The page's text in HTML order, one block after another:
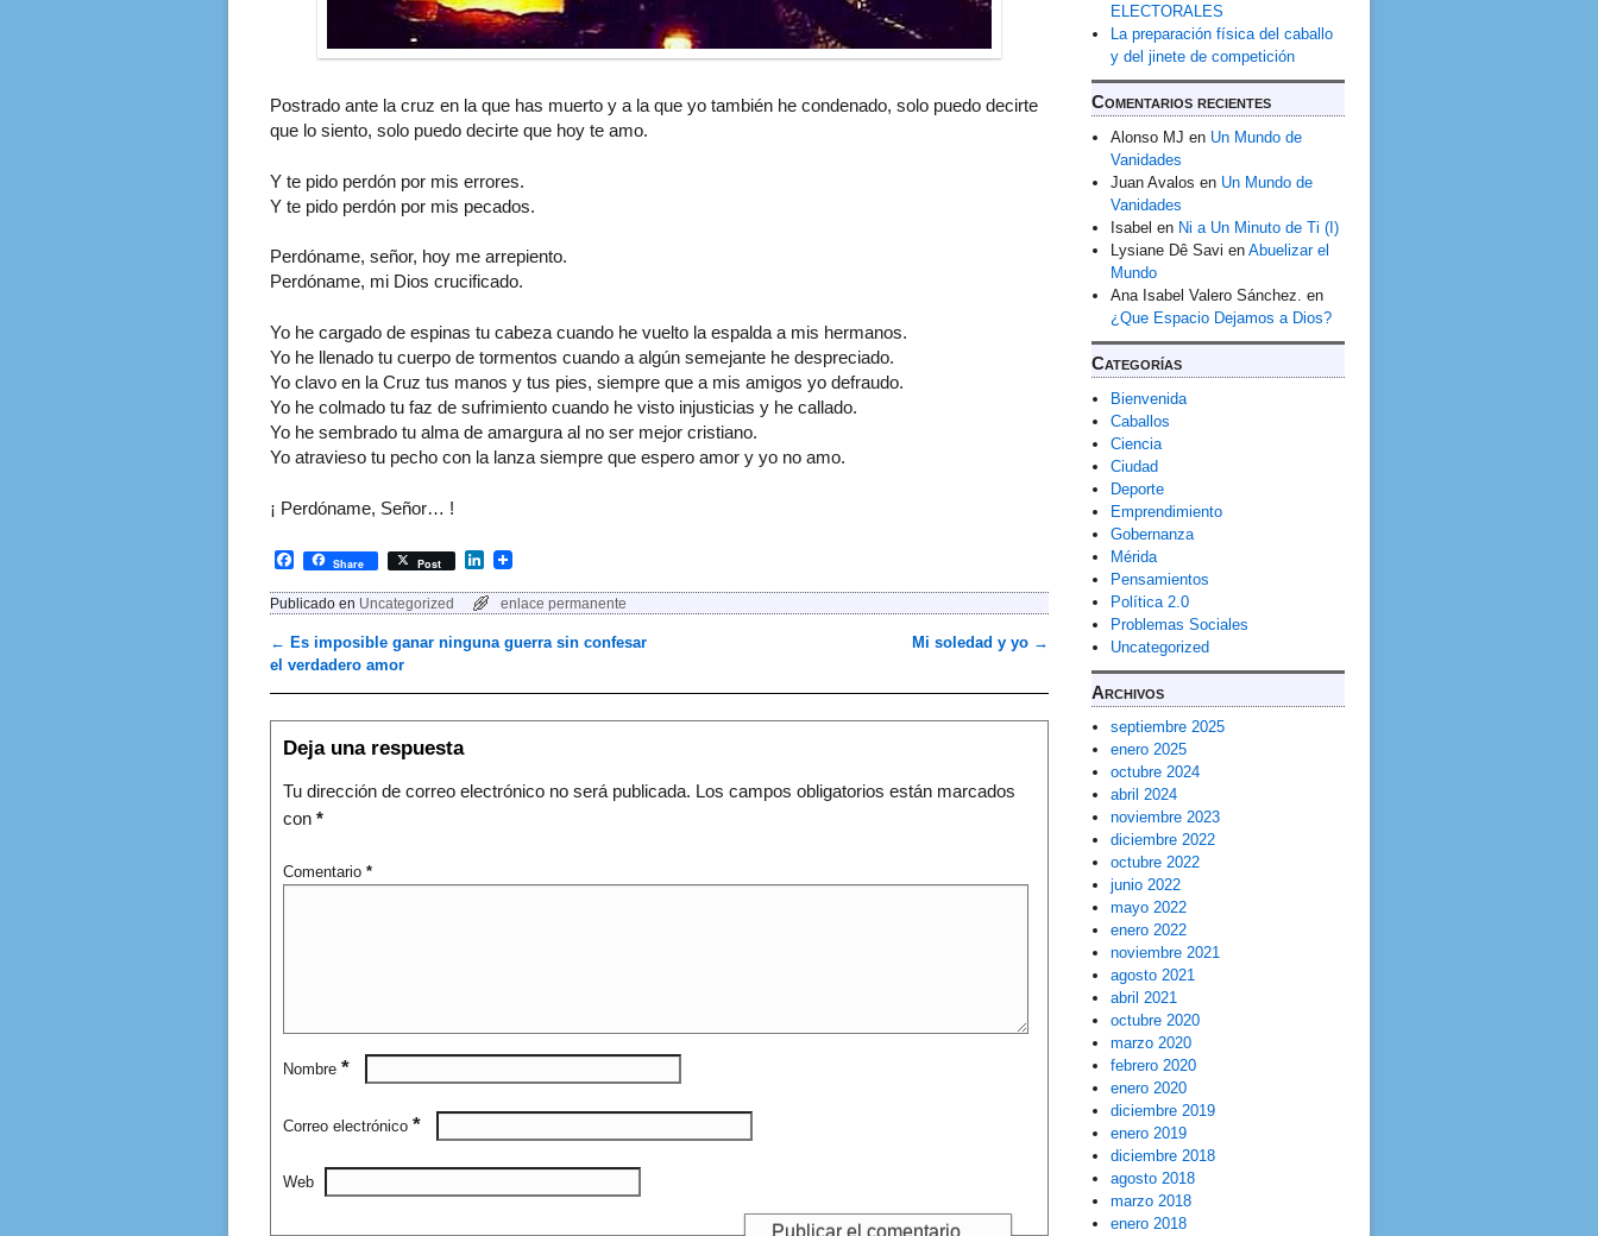
Postrado ante la cruz en la que has muerto y a la que yo también he condenado, solo puedo decirte
que lo siento, solo puedo decirte que hoy te amo.
Y te pido perdón por mis errores.
Y te pido perdón por mis pecados.
Perdóname, señor, hoy me arrepiento.
Perdóname, mi Dios crucificado.
Yo he cargado de espinas tu cabeza cuando he vuelto la espalda a mis hermanos.
Yo he llenado tu cuerpo de tormentos cuando a algún semejante he despreciado.
Yo clavo en la Cruz tus manos y tus pies, siempre que a mis amigos yo defraudo.
Yo he colmado tu faz de sufrimiento cuando he visto injusticias y he callado.
Yo he sembrado tu alma de amargura al no ser mejor cristiano.
Yo atravieso tu pecho con la lanza siempre que espero amor y yo no amo.
¡ Perdóname, Señor… !
F
c
e
b
o
o
k
Share Post
L
n
k
e
d
n
Publicado en Uncategorized enlace permanente
Navegador de artículos
← Es imposible ganar ninguna guerra sin confesar
el verdadero amor
Mi soledad y yo →
Deja una respuesta
Tu dirección de correo electrónico no será publicada. Los campos obligatorios están marcados
con *
Comentario *
Nombre *
Correo electrónico *
Web
ELECTORALES
La preparación física del caballo
y del jinete de competición
Comentarios recientes
Alonso MJ en Un Mundo de
Vanidades
Juan Avalos en Un Mundo de
Vanidades
Isabel en Ni a Un Minuto de Ti (I)
Lysiane Dê Savi en Abuelizar el
Mundo
Ana Isabel Valero Sánchez. en
¿Que Espacio Dejamos a Dios?
Categorías
Bienvenida
Caballos
Ciencia
Ciudad
Deporte
Emprendimiento
Gobernanza
Mérida
Pensamientos
Política 2.0
Problemas Sociales
Uncategorized
Archivos
septiembre 2025
enero 2025
octubre 2024
abril 2024
noviembre 2023
diciembre 2022
octubre 2022
junio 2022
mayo 2022
enero 2022
noviembre 2021
agosto 2021
abril 2021
octubre 2020
marzo 2020
febrero 2020
enero 2020
diciembre 2019
enero 2019
diciembre 2018
agosto 2018
marzo 2018
enero 2018